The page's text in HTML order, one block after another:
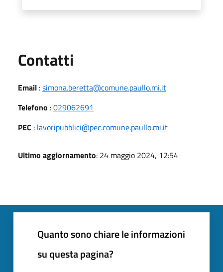
Contatti
Email :simona.beretta@comune.paullo.mi.it
Telefono :029062691
PEC : lavoripubblici@pec.comune.paullo.mi.it
Ultimo aggiornamento: 24 maggio 2024, 12:54
Quanto sono chiare le informazioni
su questa pagina?